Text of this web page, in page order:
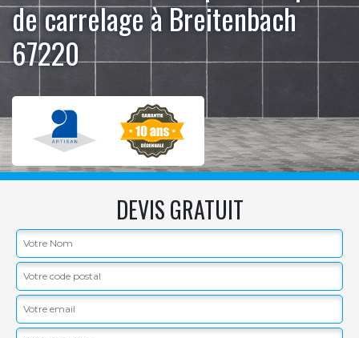
de carrelage à Breitenbach
67220
DEVIS GRATUIT